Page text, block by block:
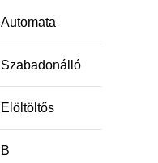
Automata
Szabadonálló
Elöltöltős
B